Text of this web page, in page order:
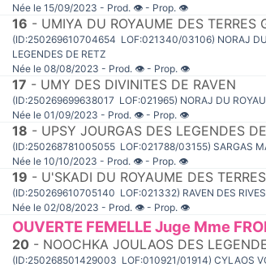
Née le 15/09/2023 - Prod. 👁 - Prop. 👁
16 - UMIYA DU ROYAUME DES TERRES
(ID:250269610704654 LOF:021340/03106) NORAJ DU
LEGENDES DE RETZ
Née le 08/08/2023 - Prod. 👁 - Prop. 👁
17 - UMY DES DIVINITES DE RAVEN
(ID:250269699638017 LOF:021965) NORAJ DU
Née le 01/09/2023 - Prod. 👁 - Prop. 👁
18 - UPSY JOURGAS DES LEGENDES
(ID:250268781005055 LOF:021788/03155) SARGAS
Née le 10/10/2023 - Prod. 👁 - Prop. 👁
19 - U'SKADI DU ROYAUME DES
(ID:250269610705140 LOF:021332) RAVEN DES
Née le 02/08/2023 - Prod. 👁 - Prop. 👁
OUVERTE FEMELLE Juge Mme
20 - NOOCHKA JOULAOS DES
(ID:250268501429003 LOF:010921/01914) CYLAOS